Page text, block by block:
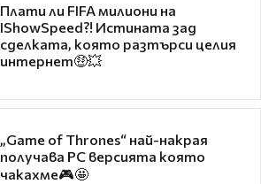
Плати ли FIFA милиони на
IShowSpeed?! Истината зад
сделката, която разтърси целия
интернет🤑💥
„Game of Thrones“ най-накрая
получава PC версията която
чакахме🎮🤩